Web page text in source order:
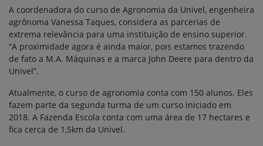
A coordenadora do curso de Agronomia da Univel, engenheira
agrônoma Vanessa Taques, considera as parcerias de
extrema relevância para uma instituição de ensino superior.
“A proximidade agora é ainda maior, pois estamos trazendo
de fato a M.A. Máquinas e a marca John Deere para dentro da
Univel”.
Atualmente, o curso de agronomia conta com 150 alunos. Eles
fazem parte da segunda turma de um curso iniciado em
2018. A Fazenda Escola conta com uma área de 17 hectares e
fica cerca de 1,5km da Univel.